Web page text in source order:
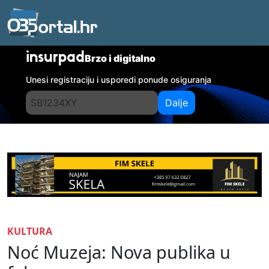
insurpadBrzo i digitalno
Unesi registraciju i usporedi ponude osiguranja
Dalje
KULTURA
Noć Muzeja: Nova publika u